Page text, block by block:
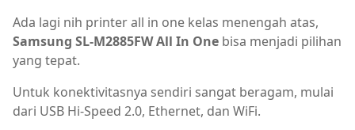
Ada lagi nih printer all in one kelas menengah atas,
Samsung SL-M2885FW All In One bisa menjadi pilihan
yang tepat.
Untuk konektivitasnya sendiri sangat beragam, mulai
dari USB Hi-Speed 2.0, Ethernet, dan WiFi.